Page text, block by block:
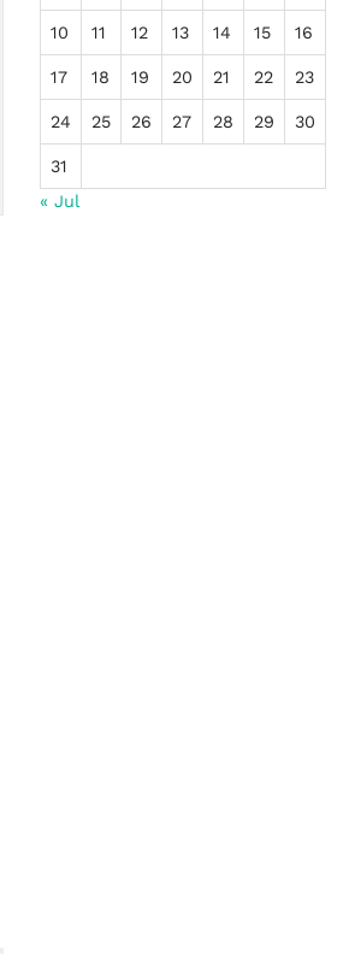
10 11 12 13 14 15 16
17 18 19 20 21 22 23
24 25 26 27 28 29 30
31
« Jul